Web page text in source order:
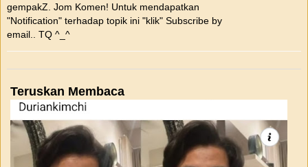
gempakZ. Jom Komen! Untuk mendapatkan
"Notification" terhadap topik ini "klik" Subscribe by
email.. TQ ^_^
Teruskan Membaca